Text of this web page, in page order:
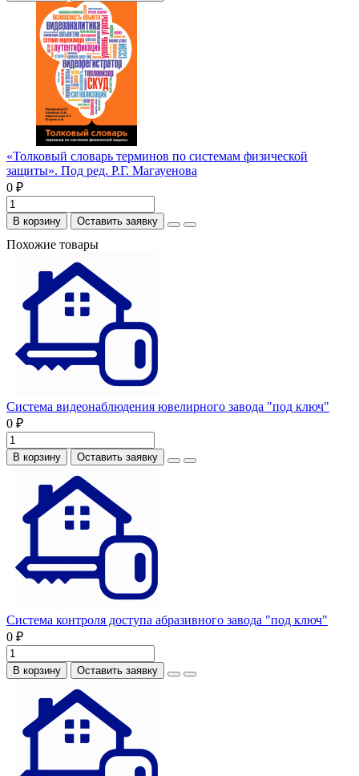
«Толковый словарь терминов по системам физической
защиты». Под ред. Р.Г. Магауенова
0 ₽
В корзину Оставить заявку
Похожие товары
Система видеонаблюдения ювелирного завода "под ключ"
0 ₽
В корзину Оставить заявку
Система контроля доступа абразивного завода "под ключ"
0 ₽
В корзину Оставить заявку